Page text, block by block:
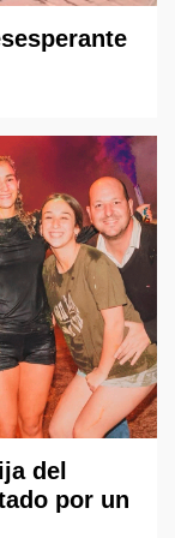
del
por un